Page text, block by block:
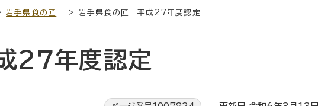
岩手県食の匠 > 岩手県食の匠 平成27年度認定
27年度認定